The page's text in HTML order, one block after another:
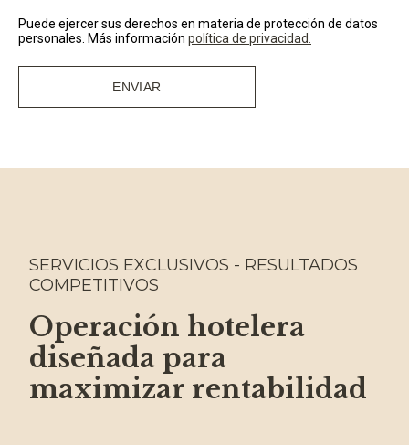
Puede ejercer sus derechos en materia de protección de datos
personales. Más información política de privacidad.
SERVICIOS EXCLUSIVOS - RESULTADOS
COMPETITIVOS
Operación hotelera
diseñada para
maximizar rentabilidad